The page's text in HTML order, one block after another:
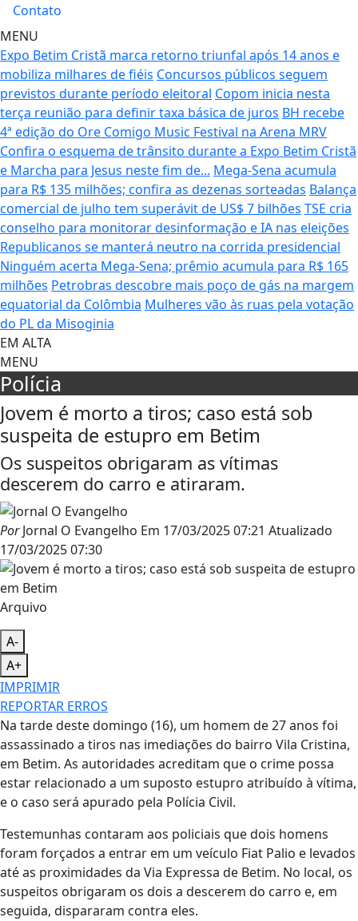
Contato
MENU
Expo Betim Cristã marca retorno triunfal após 14 anos e
mobiliza milhares de fiéis Concursos públicos seguem
previstos durante período eleitoral Copom inicia nesta
terça reunião para definir taxa básica de juros BH recebe
4ª edição do Ore Comigo Music Festival na Arena MRV
Confira o esquema de trânsito durante a Expo Betim Cristã
e Marcha para Jesus neste fim de... Mega-Sena acumula
para R$ 135 milhões; confira as dezenas sorteadas Balança
comercial de julho tem superávit de US$ 7 bilhões TSE cria
conselho para monitorar desinformação e IA nas eleições
Republicanos se manterá neutro na corrida presidencial
Ninguém acerta Mega-Sena; prêmio acumula para R$ 165
milhões Petrobras descobre mais poço de gás na margem
equatorial da Colômbia Mulheres vão às ruas pela votação
do PL da Misoginia
EM ALTA
MENU
Polícia
Jovem é morto a tiros; caso está sob
suspeita de estupro em Betim
Os suspeitos obrigaram as vítimas
descerem do carro e atiraram.
PorJornal O Evangelho Em 17/03/2025 07:21 Atualizado
17/03/2025 07:30
Arquivo
A-
A+
IMPRIMIR
REPORTAR ERROS
Na tarde deste domingo (16), um homem de 27 anos foi
assassinado a tiros nas imediações do bairro Vila Cristina,
em Betim. As autoridades acreditam que o crime possa
estar relacionado a um suposto estupro atribuído à vítima,
e o caso será apurado pela Polícia Civil.
Testemunhas contaram aos policiais que dois homens
foram forçados a entrar em um veículo Fiat Palio e levados
até as proximidades da Via Expressa de Betim. No local, os
suspeitos obrigaram os dois a descerem do carro e, em
seguida, dispararam contra eles.